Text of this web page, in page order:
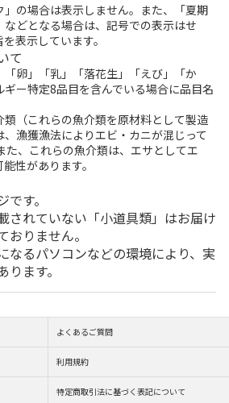
の場合は表示しません。また、「夏期
どとなる場合は、記号での表示はせ
表示しています。
て
卵」「乳」「落花生」「えび」「か
ー特定8品目を含んでいる場合に品目名
（これらの魚介類を原材料として製造
漁獲漁法によりエビ・カニが混じって
た、これらの魚介類は、エサとしてエ
性があります。
す。
されていない「小道具類」はお届け
おりません。
なるパソコンなどの環境により、実
ます。
よくあるご質問
利用規約
特定商取引法に基づく表記について